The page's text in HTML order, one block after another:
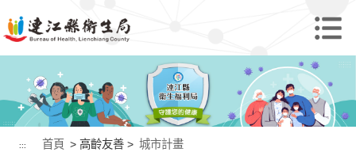
::: 首頁 > 高齡友善 > 城市計畫